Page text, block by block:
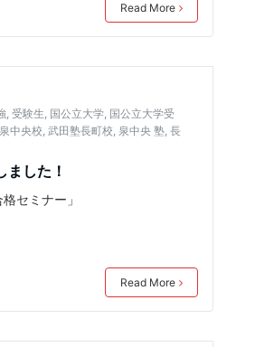
Read More
,受験生, 国公立大学, 国公立大学受
中央校,武田塾長町校, 泉中央 塾,長
ました！
セミナー」
Read More